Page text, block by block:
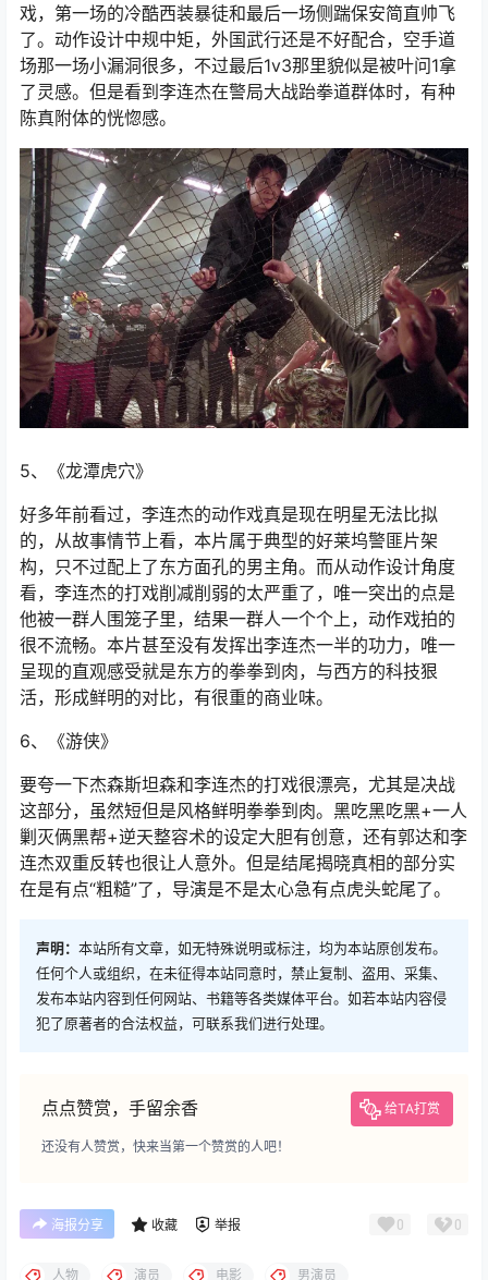
戏，第一场的冷酷西装暴徒和最后一场侧踹保安简直帅飞
了。动作设计中规中矩，外国武行还是不好配合，空手道
场那一场小漏洞很多，不过最后1v3那里貌似是被叶问1拿
了灵感。但是看到李连杰在警局大战跆拳道群体时，有种
陈真附体的恍惚感。
5、《龙潭虎穴》
好多年前看过，李连杰的动作戏真是现在明星无法比拟
的，从故事情节上看，本片属于典型的好莱坞警匪片架
构，只不过配上了东方面孔的男主角。而从动作设计角度
看，李连杰的打戏削减削弱的太严重了，唯一突出的点是
他被一群人围笼子里，结果一群人一个个上，动作戏拍的
很不流畅。本片甚至没有发挥出李连杰一半的功力，唯一
呈现的直观感受就是东方的拳拳到肉，与西方的科技狠
活，形成鲜明的对比，有很重的商业味。
6、《游侠》
要夸一下杰森斯坦森和李连杰的打戏很漂亮，尤其是决战
这部分，虽然短但是风格鲜明拳拳到肉。黑吃黑吃黑+一人
剿灭俩黑帮+逆天整容术的设定大胆有创意，还有郭达和李
连杰双重反转也很让人意外。但是结尾揭晓真相的部分实
在是有点“粗糙”了，导演是不是太心急有点虎头蛇尾了。
声明： 本站所有文章，如无特殊说明或标注，均为本站原创发布。
任何个人或组织，在未征得本站同意时，禁止复制、盗用、采集、
发布本站内容到任何网站、书籍等各类媒体平台。如若本站内容侵
犯了原著者的合法权益，可联系我们进行处理。
点点赞赏，手留余香 给TA打赏
还没有人赞赏，快来当第一个赞赏的人吧！
海报分享 收藏 举报 0 0
人物 演员 电影 男演员